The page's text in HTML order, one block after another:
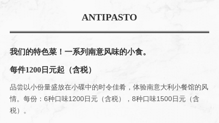
ANTIPASTO
我们的特色菜！一系列南意风味的小食。
每件1200日元起（含税）
品尝以小份量盛放在小碟中的时令佳肴，体验南意大利小餐馆的风
情。每份：6种口味1200日元（含税），8种口味1500日元（含
税）。